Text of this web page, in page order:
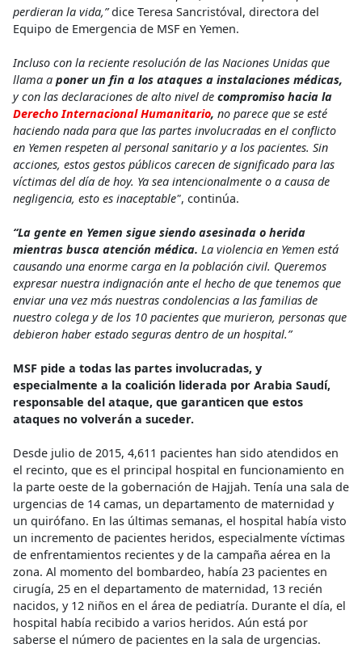
perdieran la vida,”dice Teresa Sancristóval, directora del
Equipo de Emergencia de MSF en Yemen.
Incluso con la reciente resolución de las Naciones Unidas que
llama a poner un fin a los ataques a instalaciones médicas,
y con las declaraciones de alto nivel de compromiso hacia la
Derecho Internacional Humanitario, no parece que se esté
haciendo nada para que las partes involucradas en el conflicto
en Yemen respeten al personal sanitario y a los pacientes. Sin
acciones, estos gestos públicos carecen de significado para las
víctimas del día de hoy. Ya sea intencionalmente o a causa de
negligencia, esto es inaceptable", continúa.
“La gente en Yemen sigue siendo asesinada o herida
mientras busca atención médica. La violencia en Yemen está
causando una enorme carga en la población civil. Queremos
expresar nuestra indignación ante el hecho de que tenemos que
enviar una vez más nuestras condolencias a las familias de
nuestro colega y de los 10 pacientes que murieron, personas que
debieron haber estado seguras dentro de un hospital.”
MSF pide a todas las partes involucradas, y
especialmente a la coalición liderada por Arabia Saudí,
responsable del ataque, que garanticen que estos
ataques no volverán a suceder.
Desde julio de 2015, 4,611 pacientes han sido atendidos en
el recinto, que es el principal hospital en funcionamiento en
la parte oeste de la gobernación de Hajjah. Tenía una sala de
urgencias de 14 camas, un departamento de maternidad y
un quirófano. En las últimas semanas, el hospital había visto
un incremento de pacientes heridos, especialmente víctimas
de enfrentamientos recientes y de la campaña aérea en la
zona. Al momento del bombardeo, había 23 pacientes en
cirugía, 25 en el departamento de maternidad, 13 recién
nacidos, y 12 niños en el área de pediatría. Durante el día, el
hospital había recibido a varios heridos. Aún está por
saberse el número de pacientes en la sala de urgencias.